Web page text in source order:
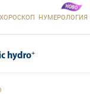
ХОРОСКОП НУМЕРОЛОГИЯ